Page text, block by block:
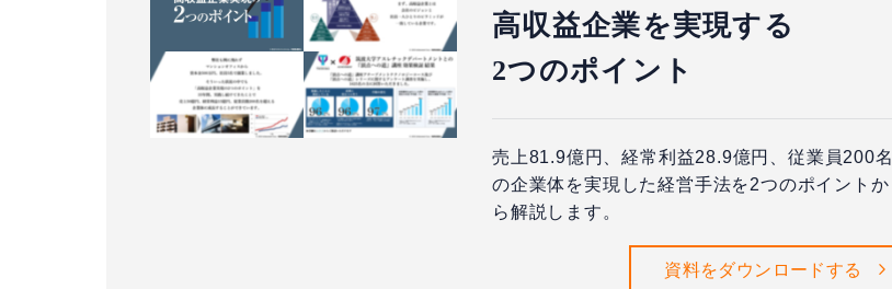
高収益企業を実現する
2つのポイント
売上81.9億円、経常利益28.9億円、従業員200名
の企業体を実現した経営手法を2つのポイントか
ら解説します。
資料をダウンロードする